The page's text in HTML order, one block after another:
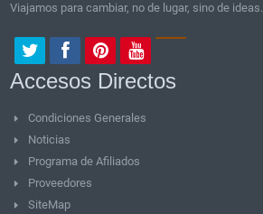
Viajamos para cambiar, no de lugar, sino de ideas.
Accesos Directos
Condiciones Generales
Noticias
Programa de Afiliados
Proveedores
SiteMap